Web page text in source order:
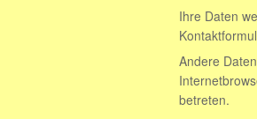
Ihre Daten
Andere
betreten.